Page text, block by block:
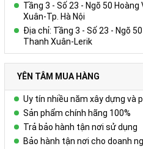
Sổ tay bìa cứng, sổ kế hoạch
Tình trạng:2-3 Ngày
+ Kích thước: A4, A5...
+ Bìa cứng, màu sắc phong phú
+ Các trang viết: Gồm 180-200
Để biết thêm chi tiết, xin liên hệ:
Tầng 3 - Số 23 - Ngõ 50
Xuân-Tp. Hà Nội
Địa chỉ: Tầng 3 - Số 23 - Ngõ
Thanh Xuân-Lerik
YÊN TÂM MUA HÀNG
Uy tín nhiều năm xây dựng và
Sản phẩm chính hãng 100%
Trả bảo hành tận nơi sử dụng
Bảo hành tận nơi cho doanh